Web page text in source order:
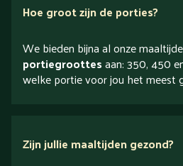
Hoe groot zijn de porties?
We bieden bijna al onze
portiegroottesaan: 350, 450
welke portie voor jou het meest
Zijn jullie maaltijden gezond?